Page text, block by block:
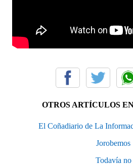
OTROS ARTÍCULOS
El Coñadiario de La
Jorobemos
Todavía no